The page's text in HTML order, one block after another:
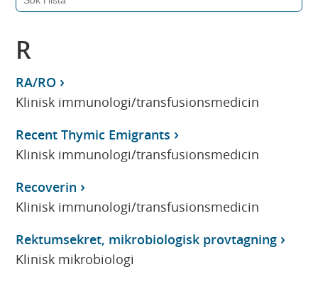
R
RA/RO
Klinisk immunologi/transfusionsmedicin
Recent Thymic Emigrants
Klinisk immunologi/transfusionsmedicin
Recoverin
Klinisk immunologi/transfusionsmedicin
Rektumsekret, mikrobiologisk provtagning
Klinisk mikrobiologi